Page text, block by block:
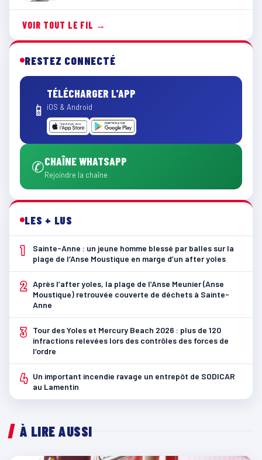
VOIR TOUT LE FIL →
RESTEZ CONNECTÉ
📱
TÉLÉCHARGER L'APP
iOS & Android
✆CHAÎNE WHATSAPP
Rejoindre la chaîne
LES + LUS
1
Sainte-Anne : un jeune homme blessé par balles sur la
plage de l’Anse Moustique en marge d’un after yoles
2 Après l’after yoles, la plage de l’Anse Meunier (Anse
Moustique) retrouvée couverte de déchets à Sainte-
Anne
3
Tour des Yoles et Mercury Beach 2026 : plus de 120
infractions relevées lors des contrôles des forces de
l’ordre
4 Un important incendie ravage un entrepôt de SODICAR
au Lamentin
À LIRE AUSSI